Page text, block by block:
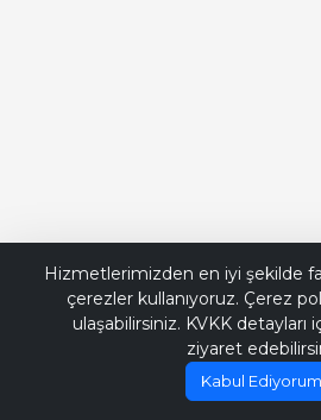
Hizmetlerimizden en iyi şekilde
çerezler kullanıyoruz. Çerez
ulaşabilirsiniz. KVKK detayları
ziyaret
Kabul Ediyorum